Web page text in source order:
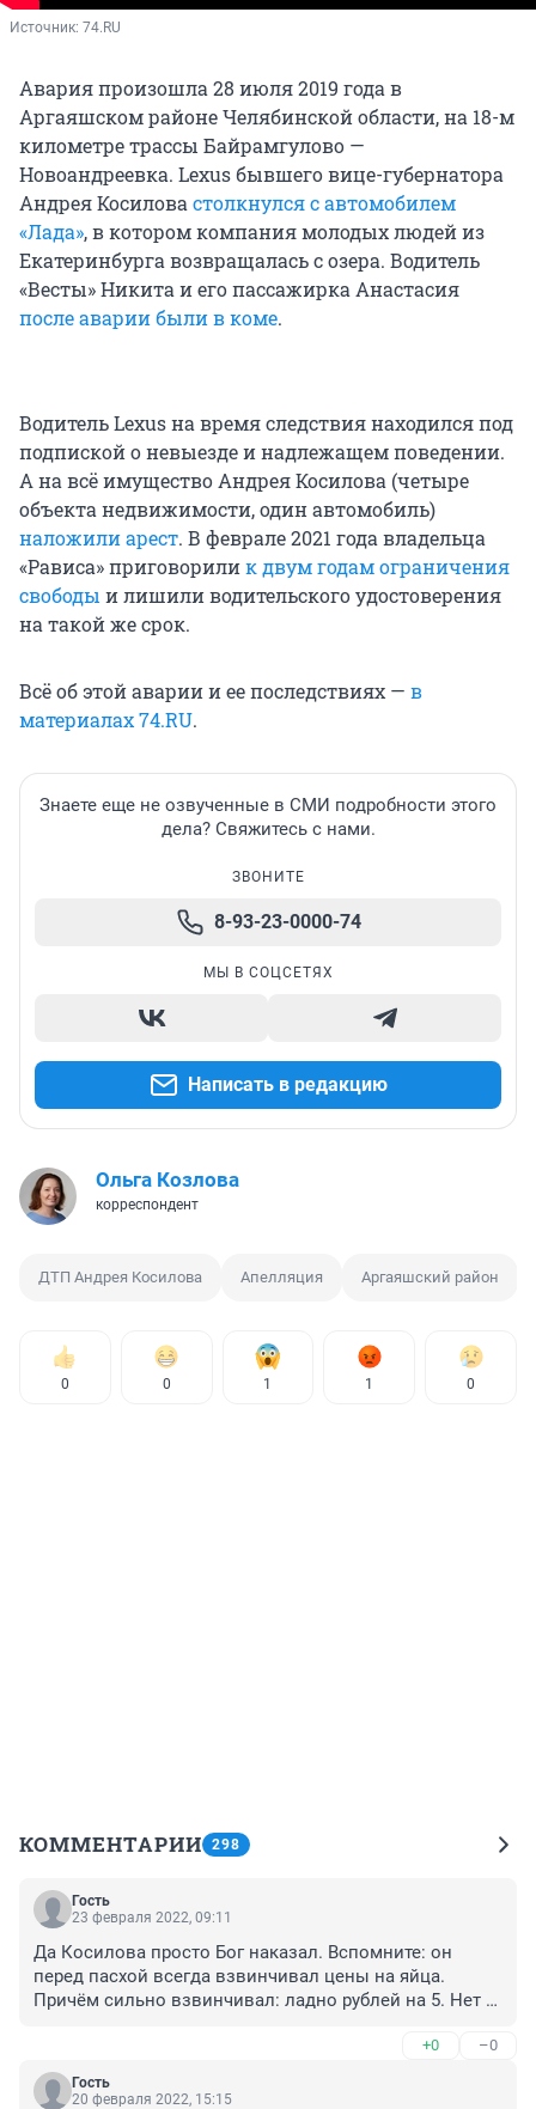
Источник: 74.RU
Авария произошла 28 июля 2019 года в
Аргаяшском районе Челябинской области, на 18-м
километре трассы Байрамгулово —
Новоандреевка. Lexus бывшего вице-губернатора
Андрея Косилова столкнулся с автомобилем
«Лада», в котором компания молодых людей из
Екатеринбурга возвращалась с озера. Водитель
«Весты» Никита и его пассажирка Анастасия
после аварии были в коме.
Водитель Lexus на время следствия находился под
подпиской о невыезде и надлежащем поведении.
А на всё имущество Андрея Косилова (четыре
объекта недвижимости, один автомобиль)
наложили арест. В феврале 2021 года владельца
«Рависа» приговорилик двум годам ограничения
свободы и лишили водительского удостоверения
на такой же срок.
Всё об этой аварии и ее последствиях — в
материалах 74.RU.
Знаете еще не озвученные в СМИ подробности этого
дела? Свяжитесь с нами.
ЗВОНИТЕ
8-93-23-0000-74
МЫ В СОЦСЕТЯХ
Написать в редакцию
Ольга Козлова
корреспондент
ДТП Андрея Косилова Апелляция Аргаяшский район
0 0 1 1 0
КОММЕНТАРИИ 298
Гость
23 февраля 2022, 09:11
Да Косилова просто Бог наказал. Вспомните: он
перед пасхой всегда взвинчивал цены на яйца.
Причём сильно взвинчивал: ладно рублей на 5. Нет
- хороший урок олигархам. Помните: Бог есть, и он всё
видит!
+0 –0
Гость
20 февраля 2022, 15:15